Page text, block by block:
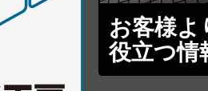
お客様よ
役立つ情